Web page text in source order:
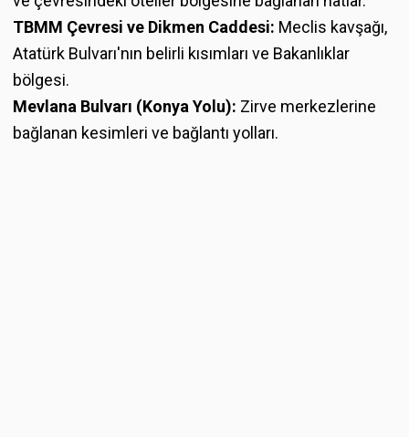
TBMM Çevresi ve Dikmen Caddesi: Meclis kavşağı,
Atatürk Bulvarı'nın belirli kısımları ve Bakanlıklar
bölgesi.
Mevlana Bulvarı (Konya Yolu): Zirve merkezlerine
bağlanan kesimleri ve bağlantı yolları.